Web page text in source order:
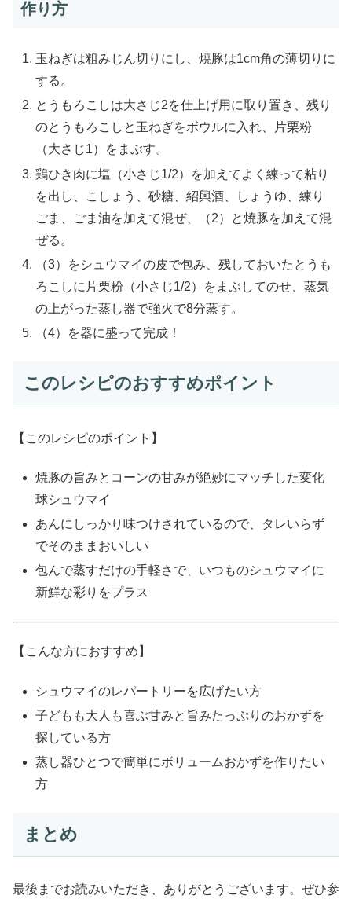
作り方
玉ねぎは粗みじん切りにし、焼豚は1cm角の薄切りに
する。
とうもろこしは大さじ2を仕上げ用に取り置き、残り
のとうもろこしと玉ねぎをボウルに入れ、片栗粉
（大さじ1）をまぶす。
鶏ひき肉に塩（小さじ1/2）を加えてよく練って粘り
を出し、こしょう、砂糖、紹興酒、しょうゆ、練り
ごま、ごま油を加えて混ぜ、（2）と焼豚を加えて混
ぜる。
（3）をシュウマイの皮で包み、残しておいたとうも
ろこしに片栗粉（小さじ1/2）をまぶしてのせ、蒸気
の上がった蒸し器で強火で8分蒸す。
（4）を器に盛って完成！
このレシピのおすすめポイント
【このレシピのポイント】
焼豚の旨みとコーンの甘みが絶妙にマッチした変化
球シュウマイ
あんにしっかり味つけされているので、タレいらず
でそのままおいしい
包んで蒸すだけの手軽さで、いつものシュウマイに
新鮮な彩りをプラス
【こんな方におすすめ】
シュウマイのレパートリーを広げたい方
子どもも大人も喜ぶ甘みと旨みたっぷりのおかずを
探している方
蒸し器ひとつで簡単にボリュームおかずを作りたい
方
まとめ
最後までお読みいただき、ありがとうございます。ぜひ参